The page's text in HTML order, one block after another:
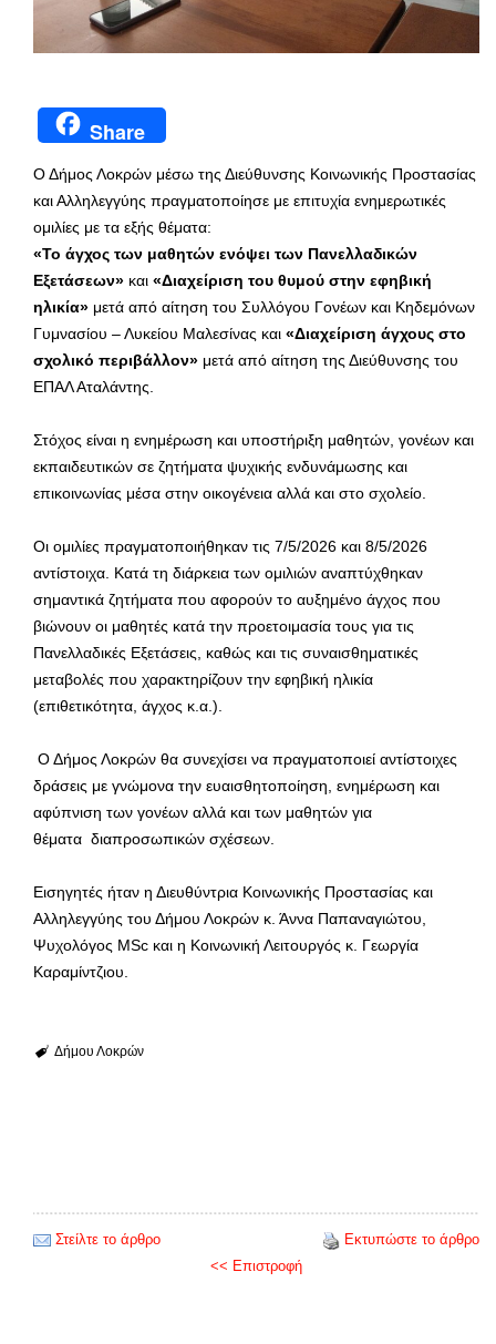
Share
Ο Δήμος Λοκρών μέσω της Διεύθυνσης Κοινωνικής Προστασίας
και Αλληλεγγύης πραγματοποίησε με επιτυχία ενημερωτικές
ομιλίες με τα εξής θέματα:
«Το άγχος των μαθητών ενόψει των Πανελλαδικών
Εξετάσεων» και «Διαχείριση του θυμού στην εφηβική
ηλικία» μετά από αίτηση του Συλλόγου Γονέων και Κηδεμόνων
Γυμνασίου – Λυκείου Μαλεσίνας και «Διαχείριση άγχους στο
σχολικό περιβάλλον» μετά από αίτηση της Διεύθυνσης του
ΕΠΑΛ Αταλάντης.
Στόχος είναι η ενημέρωση και υποστήριξη μαθητών, γονέων και
εκπαιδευτικών σε ζητήματα ψυχικής ενδυνάμωσης και
επικοινωνίας μέσα στην οικογένεια αλλά και στο σχολείο.
Οι ομιλίες πραγματοποιήθηκαν τις 7/5/2026 και 8/5/2026
αντίστοιχα. Κατά τη διάρκεια των ομιλιών αναπτύχθηκαν
σημαντικά ζητήματα που αφορούν το αυξημένο άγχος που
βιώνουν οι μαθητές κατά την προετοιμασία τους για τις
Πανελλαδικές Εξετάσεις, καθώς και τις συναισθηματικές
μεταβολές που χαρακτηρίζουν την εφηβική ηλικία
(επιθετικότητα, άγχος κ.α.).
Ο Δήμος Λοκρών θα συνεχίσει να πραγματοποιεί αντίστοιχες
δράσεις με γνώμονα την ευαισθητοποίηση, ενημέρωση και
αφύπνιση των γονέων αλλά και των μαθητών για
θέματα διαπροσωπικών σχέσεων.
Εισηγητές ήταν η Διευθύντρια Κοινωνικής Προστασίας και
Αλληλεγγύης του Δήμου Λοκρών κ. Άννα Παπαναγιώτου,
Ψυχολόγος MSc και η Κοινωνική Λειτουργός κ. Γεωργία
Καραμίντζιου.
Δήμου Λοκρών
Στείλτε το άρθρο
Εκτυπώστε το άρθρο
<< Επιστροφή